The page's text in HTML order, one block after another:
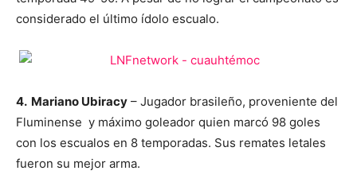
considerado el último ídolo escualo.
4. Mariano Ubiracy – Jugador brasileño, proveniente del
Fluminense y máximo goleador quien marcó 98 goles
con los escualos en 8 temporadas. Sus remates letales
fueron su mejor arma.